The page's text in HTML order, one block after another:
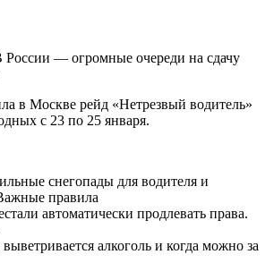
России — огромные очереди на сдачу
в Москве рейд «Нетрезвый водитель»
с 23 по 25 января.
снегопады для водителя и
правила
автоматически продлевать права.
выветривается алкоголь и когда можно за